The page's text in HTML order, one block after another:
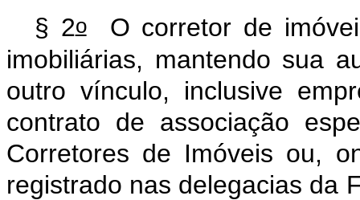
§ 2oO corretor de
imobiliárias, mantendo sua
outro vínculo, inclusive
contrato de associação
Corretores de Imóveis ou,
registrado nas delegacias da